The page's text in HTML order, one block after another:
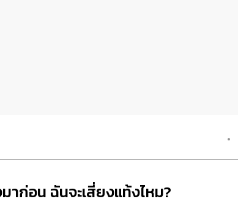
อน ฉันจะเสี่ยงแท้งไหม?